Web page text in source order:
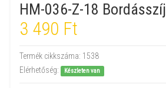
HM-036-Z-18 Bordásszíj
3 490 Ft
Termék cikkszáma: 1538
Elérhetőség:
Készleten van